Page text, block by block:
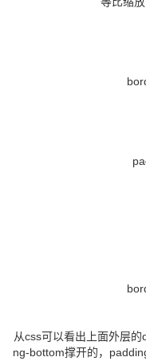
从css可以看出上面外层
ng-bottom撑开的，